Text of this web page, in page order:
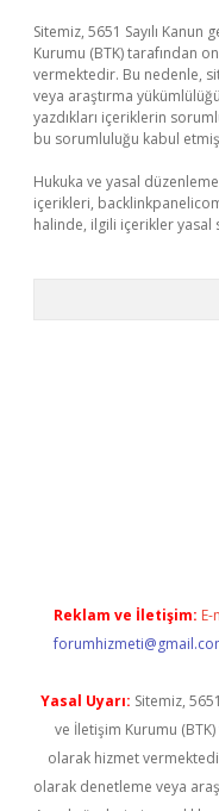
Sitemiz, 5651 Sayılı
Kurumu (BTK) tarafından
vermektedir. Bu nedenle,
veya araştırma
yazdıkları içeriklerin
bu sorumluluğu kabul etmiş
Hukuka ve yasal
içerikleri,
halinde, ilgili içerikler yasal
Reklam ve İletişim: E-
Yasal Uyarı: Sitemiz,
ve İletişim Kurumu (BTK)
olarak hizmet
olarak denetleme veya